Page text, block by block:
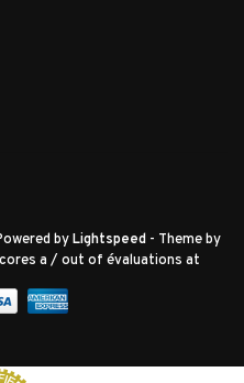
byLightspeed - Theme by
a / out of évaluations at